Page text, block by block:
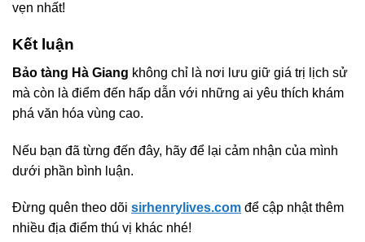
vẹn nhất!
Kết luận
Bảo tàng Hà Giang không chỉ là nơi lưu giữ giá trị lịch sử
mà còn là điểm đến hấp dẫn với những ai yêu thích khám
phá văn hóa vùng cao.
Nếu bạn đã từng đến đây, hãy để lại cảm nhận của mình
dưới phần bình luận.
Đừng quên theo dõi sirhenrylives.com để cập nhật thêm
nhiều địa điểm thú vị khác nhé!